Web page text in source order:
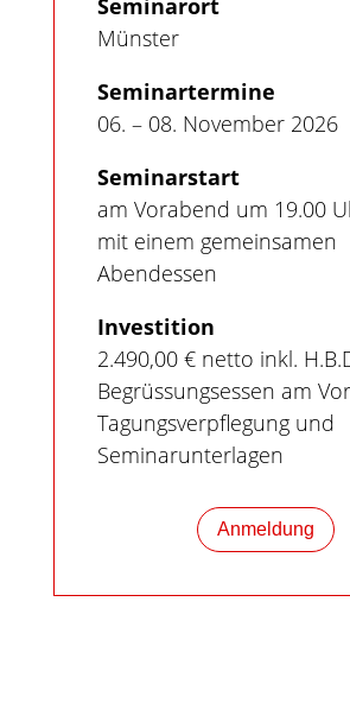
Münster
Seminartermine
06. – 08. November 2026
Seminarstart
am Vorabend um 19.00
mit einem gemeinsamen
Abendessen
Investition
2.490,00 € netto inkl.
Begrüssungsessen am
Tagungsverpflegung und
Seminarunterlagen
Anmeldung